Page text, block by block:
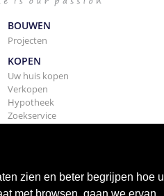
BOUWEN
Projecten
KOPEN
Uw huis kopen
Verkopen
Hypotheek
Zoekservice
zien en beter begrijpen hoe u
met browsen, gaan we ervan